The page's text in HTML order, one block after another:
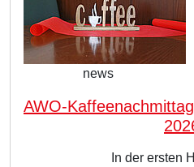
news
AWO-
In der ersten